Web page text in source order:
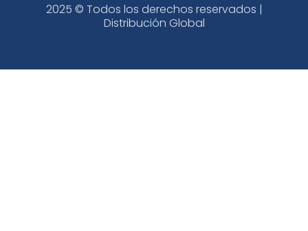
2025 © Todos los derechos reservados |
Distribución Global